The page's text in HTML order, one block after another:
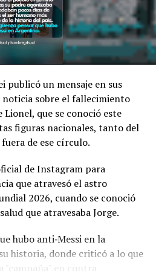
uruguayos y 1.333.905 pesos
remuneración mínima que
vital y
pesos argentinos; del
en 25.383 pesos
en 555.553 pesos
ocupación
sobre lossalarios
para distintos roles
1.500.000 pesos argentinos;
y 600.000 pesos
publicó un mensaje en sus
noticia sobre el fallecimiento
Lionel, que se conoció este
figuras nacionales, tanto del
de ese círculo.
de Instagram para
que atravesó el astro
2026, cuando se conoció
que atravesaba Jorge.
hubo anti‑Messi en la
historia, donde criticó a lo que
"campaña" en contra